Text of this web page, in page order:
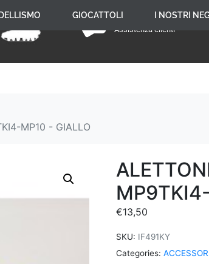
+39 059 650 005
Assistenza clienti
GIOCATTOLI I NOSTRI
MP10 - GIALLO
€13,50
SKU: IF491KY
Categories: